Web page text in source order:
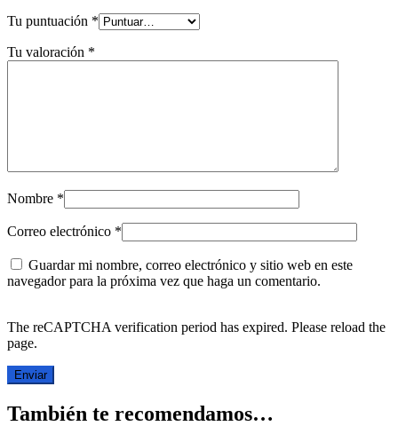
Tu puntuación *
Tu valoración *
Nombre *
Correo electrónico *
Guardar mi nombre, correo electrónico y sitio web en este
navegador para la próxima vez que haga un comentario.
The reCAPTCHA verification period has expired. Please reload the
page.
También te recomendamos…